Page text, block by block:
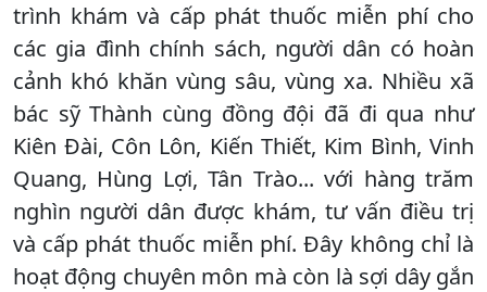
trình khám và cấp phát thuốc miễn phí cho
các gia đình chính sách, người dân có hoàn
cảnh khó khăn vùng sâu, vùng xa. Nhiều xã
bác sỹ Thành cùng đồng đội đã đi qua như
Kiên Đài, Côn Lôn, Kiến Thiết, Kim Bình, Vinh
Quang, Hùng Lợi, Tân Trào... với hàng trăm
nghìn người dân được khám, tư vấn điều trị
và cấp phát thuốc miễn phí. Đây không chỉ là
hoạt động chuyên môn mà còn là sợi dây gắn